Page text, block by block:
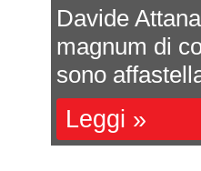
nel mare
emozioni, che si